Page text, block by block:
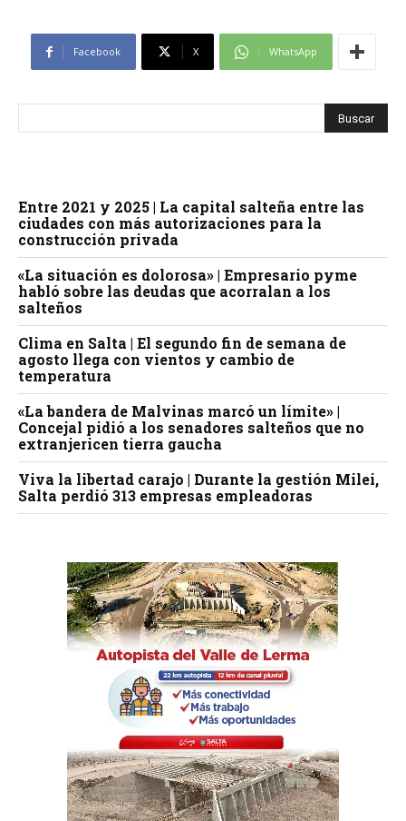
Facebook X WhatsApp
Entre 2021 y 2025 | La capital salteña entre las
ciudades con más autorizaciones para la
construcción privada
«La situación es dolorosa» | Empresario pyme
habló sobre las deudas que acorralan a los
salteños
Clima en Salta | El segundo fin de semana de
agosto llega con vientos y cambio de
temperatura
«La bandera de Malvinas marcó un límite» |
Concejal pidió a los senadores salteños que no
extranjericen tierra gaucha
Viva la libertad carajo | Durante la gestión Milei,
Salta perdió 313 empresas empleadoras